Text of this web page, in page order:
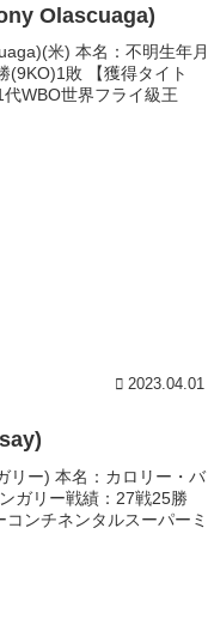
Olascuaga)
米) 本名：不明生年月
(9KO)1敗 【獲得タイト
WBO世界フライ級王
2023.04.01
リー) 本名：カロリー・バ
ガリー戦績：27戦25勝
ンチネンタルスーパーミ